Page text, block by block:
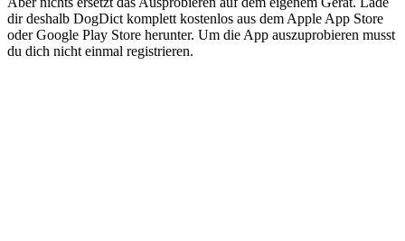
dir deshalb DogDict komplett kostenlos aus dem Apple App Store
oder Google Play Store herunter. Um die App auszuprobieren musst
du dich nicht einmal registrieren.